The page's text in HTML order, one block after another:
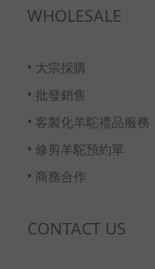
WHOLESALE
• 大宗採購
• 批發銷售
• 客製化羊駝禮品服務
• 修剪羊駝預約單
• 商務合作
CONTACT US